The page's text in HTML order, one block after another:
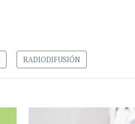
RADIODIFUSIÓN